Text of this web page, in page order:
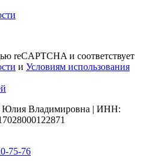
reCAPTCHA и соответствует
и Условиям использования
Владимировна | ИНН: